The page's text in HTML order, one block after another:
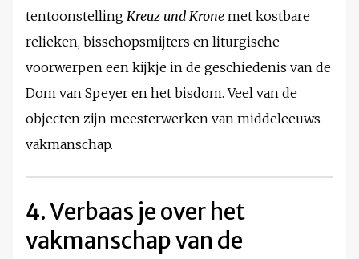
tentoonstelling Kreuz und Krone met kostbare
relieken, bisschopsmijters en liturgische
voorwerpen een kijkje in de geschiedenis van de
Dom van Speyer en het bisdom. Veel van de
objecten zijn meesterwerken van middeleeuws
vakmanschap.
4. Verbaas je over het
vakmanschap van de